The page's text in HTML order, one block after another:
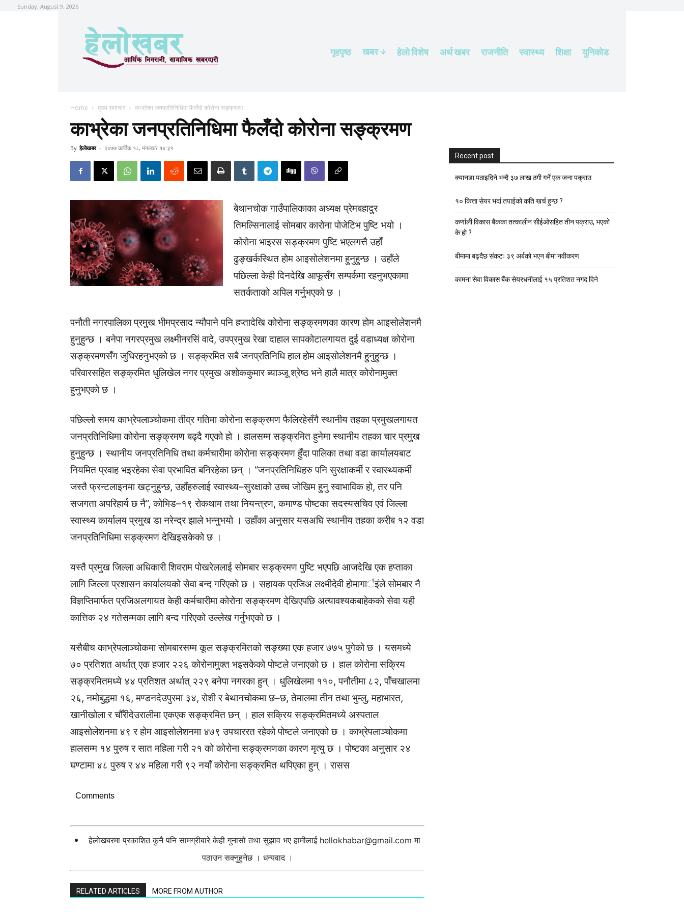
Sunday, August 9, 2026
गृहपृष्ठ खबर हेलाे विशेष अर्थ खबर राजनीति स्वास्थ्य शिक्षा युनिकोड
Home मुख्य समाचार काभ्रेका जनप्रतिनिधिमा फैलँदो कोरोना सङ्क्रमण
काभ्रेका जनप्रतिनिधिमा फैलँदो कोरोना सङ्क्रमण
By हेलाेखबर - २०७७ कार्तिक १८, मंगलवार १४:३१
बेथानचोक गाउँपालिकाका अध्यक्ष प्रेमबहादुर
तिमल्सिनालाई सोमबार कारोना पोजेटिभ पुष्टि भयो ।
कोरोना भाइरस सङ्क्रमण पुष्टि भएलगत्तै उहाँ
ढुङ्खर्कस्थित होम आइसोलेशनमा हुनुहुन्छ । उहाँले
पछिल्ला केही दिनदेखि आफूसँग सम्पर्कमा रहनुभएकामा
सतर्कताको अपिल गर्नुभएको छ ।
पनौती नगरपालिका प्रमुख भीमप्रसाद न्यौपाने पनि हप्तादेखि कोरोना सङ्क्रमणका कारण होम आइसोलेशनमै
हुनुहुन्छ । बनेपा नगरप्रमुख लक्ष्मीनरसिं वादे, उपप्रमुख रेखा दाहाल सापकोटालगायत दुई वडाध्यक्ष कोरोना
सङ्क्रमणसँग जुधिरहनुभएको छ । सङ्क्रमित सबै जनप्रतिनिधि हाल होम आइसोलेशनमै हुनुहुन्छ ।
परिवारसहित सङ्क्रमित धुलिखेल नगर प्रमुख अशोककुमार ब्याञ्जू श्रेष्ठ भने हालै मात्र कोरोनामुक्त
हुनुभएको छ ।
पछिल्लो समय काभ्रेपलाञ्चोकमा तीव्र गतिमा कोरोना सङ्क्रमण फैलिरहेसँगै स्थानीय तहका प्रमुखलगायत
जनप्रतिनिधिमा कोरोना सङ्क्रमण बढ्दै गएको हो । हालसम्म सङ्क्रमित हुनेमा स्थानीय तहका चार प्रमुख
हुनुहुन्छ । स्थानीय जनप्रतिनिधि तथा कर्मचारीमा कोरोना सङ्क्रमण हुँदा पालिका तथा वडा कार्यालयबाट
नियमित प्रवाह भइरहेका सेवा प्रभावित बनिरहेका छन् । “जनप्रतिनिधिहरु पनि सुरक्षाकर्मी र स्वास्थ्यकर्मी
जस्तै फ्रन्टलाइनमा खट्नुहुन्छ, उहाँहरुलाई स्वास्थ्य–सुरक्षाको उच्च जोखिम हुनु स्वाभाविक हो, तर पनि
सजगता अपरिहार्य छ नै”, कोभिड–१९ रोकथाम तथा नियन्त्रण, कमाण्ड पोष्टका सदस्यसचिव एवं जिल्ला
स्वास्थ्य कार्यालय प्रमुख डा नरेन्द्र झाले भन्नुभयो । उहाँका अनुसार यसअघि स्थानीय तहका करीब १२ वडा
जनप्रतिनिधिमा सङ्क्रमण देखिइसकेको छ ।
यस्तै प्रमुख जिल्ला अधिकारी शिवराम पोखरेललाई सोमबार सङ्क्रमण पुष्टि भएपछि आजदेखि एक हप्ताका
लागि जिल्ला प्रशासन कार्यालयको सेवा बन्द गरिएको छ । सहायक प्रजिअ लक्ष्मीदेवी होमागार्इंले सोमबार नै
विज्ञप्तिमार्फत प्रजिअलगायत केही कर्मचारीमा कोरोना सङ्क्रमण देखिएपछि अत्यावश्यकबाहेकको सेवा यही
कात्तिक २४ गतेसम्मका लागि बन्द गरिएको उल्लेख गर्नुभएको छ ।
यसैबीच काभ्रेपलाञ्चोकमा सोमबारसम्म कूल सङ्क्रमितको सङ्ख्या एक हजार ७७५ पुगेको छ । यसमध्ये
७० प्रतिशत अर्थात् एक हजार २२६ कोरोनामुक्त भइसकेको पोष्टले जनाएको छ । हाल कोरोना सक्रिय
सङ्क्रमितमध्ये ४४ प्रतिशत अर्थात् २२९ बनेपा नगरका हुन् । धुलिखेलमा ११०, पनौतीमा ८२, पाँचखालमा
२६, नमोबुद्धमा १६, मण्डनदेउपुरमा ३४, रोशी र बेथानचोकमा छ–छ, तेमालमा तीन तथा भुम्लु, महाभारत,
खानीखोला र चौँरीदेउरालीमा एकएक सङ्क्रमित छन् । हाल सक्रिय सङ्क्रमितमध्ये अस्पताल
आइसोलेशनमा ४९ र होम आइसोलेशनमा ४७९ उपचाररत रहेको पोष्टले जनाएको छ । काभ्रेपलाञ्चोकमा
हालसम्म १४ पुरुष र सात महिला गरी २१ को कोरोना सङ्क्रमणका कारण मृत्यु छ । पोष्टका अनुसार २४
घण्टामा ४८ पुरुष र ४४ महिला गरी ९२ नयाँ कोरोना सङ्क्रमित थपिएका हुन् । रासस
Comments
हेलोखबरमा प्रकाशित कुनै पनि सामग्रीबारे केही गुनासो तथा सुझाव भए हामीलाई hellokhabar@gmail.com मा
पठाउन सक्नुहुनेछ । धन्यवाद ।
RELATED ARTICLES MORE FROM AUTHOR
Recent post
क्यानडा पठाइदिने भन्दै ३७ लाख ठगी गर्ने एक जना पक्राउ
१० कित्ता सेयर भर्दा तपाईको कति खर्च हुन्छ ?
कर्णाली विकास बैंकका तत्कालीन सीईओसहित तीन पक्राउ, भएकाे
के हाे ?
बीमामा बढ्दैछ संकटः ३९ अर्बको भएन बीमा नवीकरण
कामना सेवा विकास बैंक सेयरधनीलाई १५ प्रतिशत नगद दिने